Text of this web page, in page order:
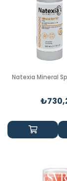
Natexia Mineral